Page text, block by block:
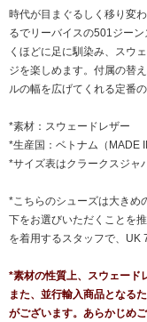
時代が目まぐるしく移り変
るでリーバイスの501ジー
くほどに足に馴染み、スウ
ジを楽しめます。付属の替
ルの幅を広げてくれる定番
*素材：スウェードレザー
*生産国：ベトナム（MADE
*サイズ表はクラークスジャ
*こちらのシューズは大きめ
下をお選びいただくことを
を着用するスタッフで、UK
*素材の性質上、スウェード
また、並行輸入商品となる
がございます。あらかじめご